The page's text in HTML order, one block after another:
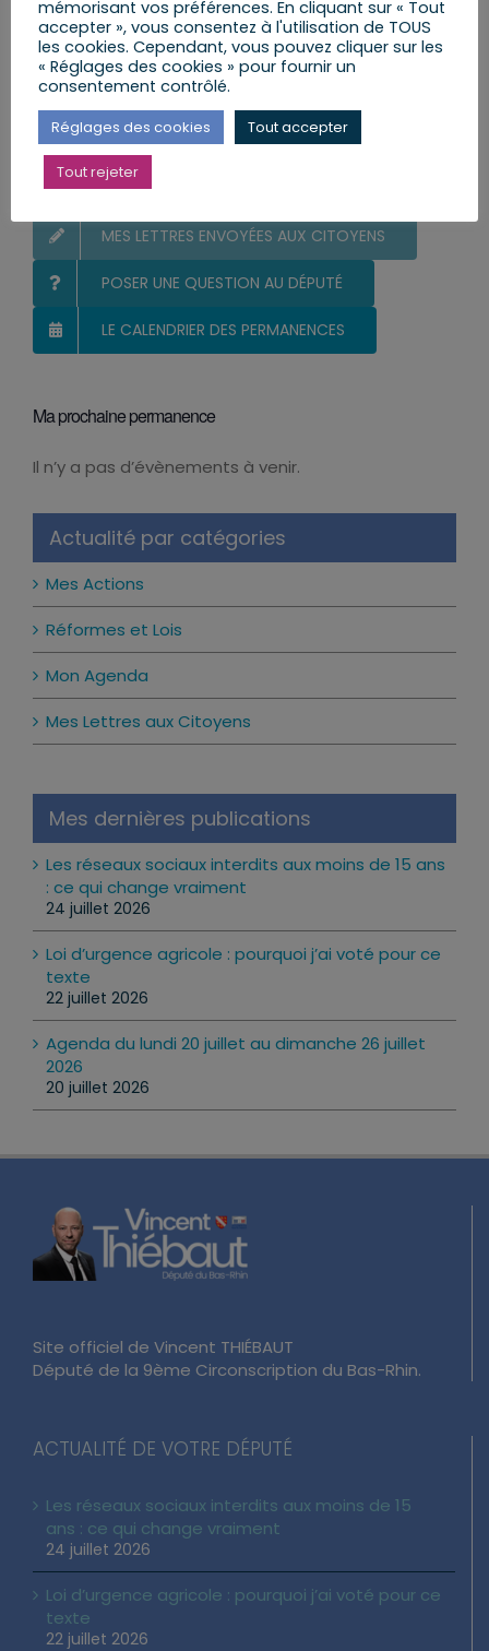
Rechercher:
Vous et votre Député
S’INSCRIRE ET RECEVOIR LA NEWSLETTER
MES LETTRES ENVOYÉES AUX CITOYENS
POSER UNE QUESTION AU DÉPUTÉ
LE CALENDRIER DES PERMANENCES
Ma prochaine permanence
Notice
Il n’y a pas d’évènements à venir.
Actualité par catégories
Mes Actions
Réformes et Lois
Mon Agenda
Mes Lettres aux Citoyens
Mes dernières publications
Les réseaux sociaux interdits aux moins de 15 ans
: ce qui change vraiment
24 juillet 2026
Loi d’urgence agricole : pourquoi j’ai voté pour ce
texte
22 juillet 2026
Agenda du lundi 20 juillet au dimanche 26 juillet
2026
20 juillet 2026
Site officiel de Vincent THIÉBAUT
Député de la 9ème Circonscription du Bas-Rhin.
ACTUALITÉ DE VOTRE DÉPUTÉ
Les réseaux sociaux interdits aux moins de 15
ans : ce qui change vraiment
24 juillet 2026
Loi d’urgence agricole : pourquoi j’ai voté pour ce
texte
22 juillet 2026
mémorisant vos préférences. En cliquant sur « Tout
accepter », vous consentez à l'utilisation de TOUS
les cookies. Cependant, vous pouvez cliquer sur les
« Réglages des cookies » pour fournir un
consentement contrôlé.
Réglages des cookies Tout accepter
Tout rejeter